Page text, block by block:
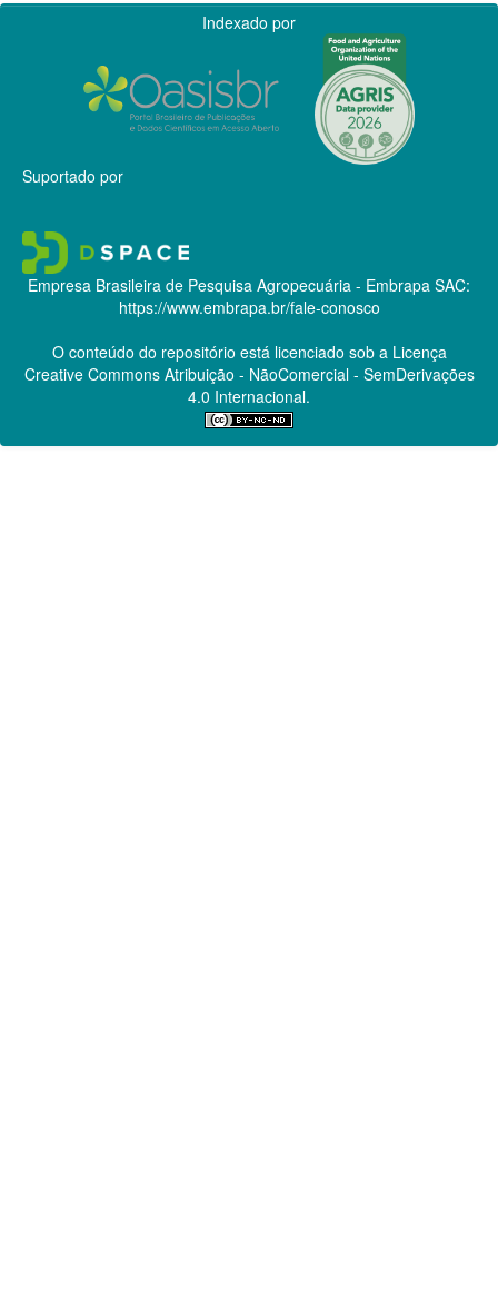
Indexado por
Suportado por
Empresa Brasileira de Pesquisa Agropecuária - Embrapa SAC:
https://www.embrapa.br/fale-conosco
O conteúdo do repositório está licenciado sob a Licença
Creative CommonsAtribuição - NãoComercial - SemDerivações
4.0 Internacional.